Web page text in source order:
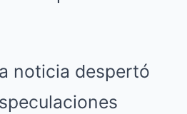
noticia despertó